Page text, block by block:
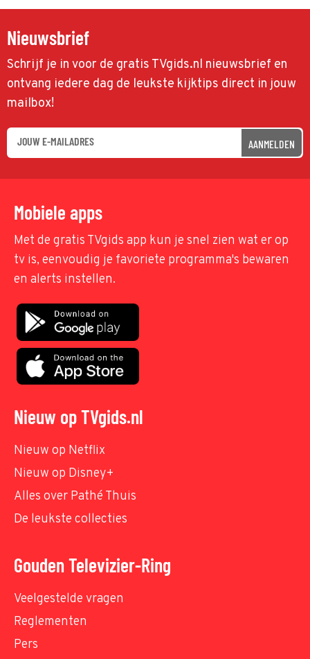
Nieuwsbrief
Schrijf je in voor de gratis TVgids.nl nieuwsbrief en
ontvang iedere dag de leukste kijktips direct in jouw
mailbox!
AANMELDEN
Mobiele apps
Met de gratis TVgids app kun je snel zien wat er op
tv is, eenvoudig je favoriete programma's bewaren
en alerts instellen.
Nieuw op TVgids.nl
Nieuw op Netflix
Nieuw op Disney+
Alles over Pathé Thuis
De leukste collecties
Gouden Televizier-Ring
Veelgestelde vragen
Reglementen
Pers